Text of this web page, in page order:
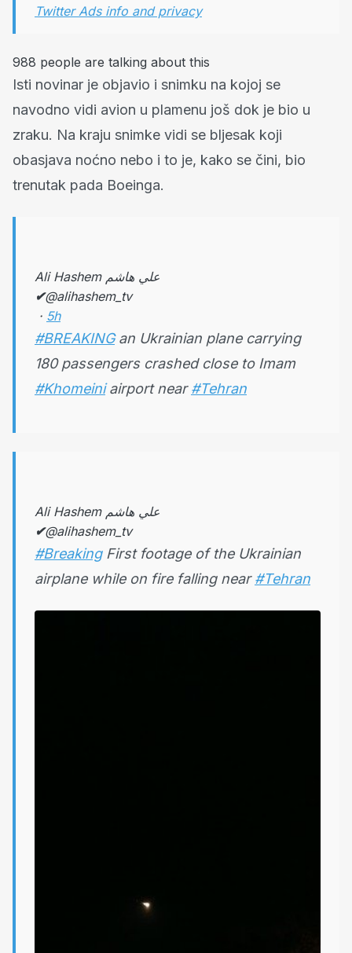
Twitter Ads info and privacy
988 people are talking about this
Isti novinar je objavio i snimku na kojoj se
navodno vidi avion u plamenu još dok je bio u
zraku. Na kraju snimke vidi se bljesak koji
obasjava noćno nebo i to je, kako se čini, bio
trenutak pada Boeinga.
Ali Hashem علي هاشم
✔@alihashem_tv
· 5h
#BREAKINGan Ukrainian plane carrying
180 passengers crashed close to Imam
#Khomeiniairport near#Tehran
Ali Hashem علي هاشم
✔@alihashem_tv
#BreakingFirst footage of the Ukrainian
airplane while on fire falling near#Tehran